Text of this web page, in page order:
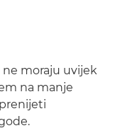
moraju uvijek
na manje